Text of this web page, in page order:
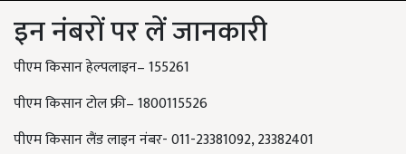
इन नंबरों पर लें जानकारी
पीएम किसान हेल्पलाइन– 155261
पीएम किसान टोल फ्री– 1800115526
पीएम किसान लैंड लाइन नंबर- 011-23381092, 23382401